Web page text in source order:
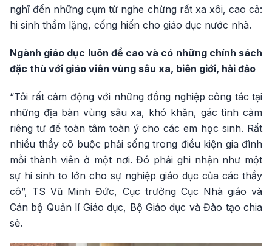
nghĩ đến những cụm từ nghe chừng rất xa xôi, cao cả:
hi sinh thầm lặng, cống hiến cho giáo dục nước nhà.
Ngành giáo dục luôn đề cao và có những chính sách
đặc thù với giáo viên vùng sâu xa, biên giới, hải đảo
“Tôi rất cảm động với những đồng nghiệp công tác tại
những địa bàn vùng sâu xa, khó khăn, gác tình cảm
riêng tư để toàn tâm toàn ý cho các em học sinh. Rất
nhiều thầy cô buộc phải sống trong điều kiện gia đình
mỗi thành viên ở một nơi. Đó phải ghi nhận như một
sự hi sinh to lớn cho sự nghiệp giáo dục của các thầy
cô”, TS Vũ Minh Đức, Cục trưởng Cục Nhà giáo và
Cán bộ Quản lí Giáo dục, Bộ Giáo dục và Đào tạo chia
sẻ.